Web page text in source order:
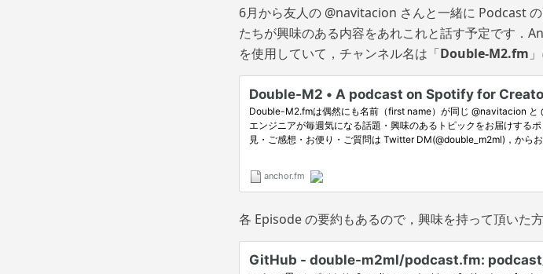
6月から友人の @navitacion さんと一緒に Podcast
たちが興味のある内容をあれこれと話す予定です．
を使用していて，チャンネル名は「Double-M2.fm
各 Episode の要約もあるので，興味を持って頂いた